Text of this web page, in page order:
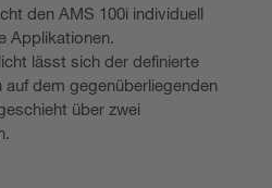
den AMS 100i individuell
Applikationen.
lässt sich der definierte
dem gegenüberliegenden
über zwei